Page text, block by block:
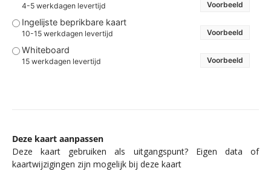
4-5 werkdagen levertijd Voorbeeld
Ingelijste beprikbare kaart
10-15 werkdagen levertijd Voorbeeld
Whiteboard
15 werkdagen levertijd Voorbeeld
Deze kaart aanpassen
Deze kaart gebruiken als uitgangspunt? Eigen data of
kaartwijzigingen zijn mogelijk bij deze kaart